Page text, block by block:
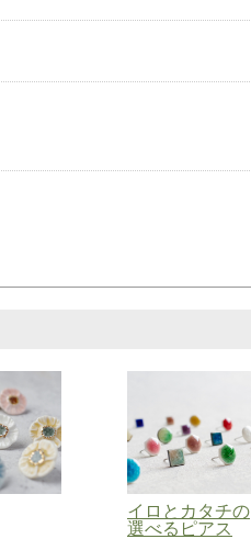
イロとカタチの
選べるピアス